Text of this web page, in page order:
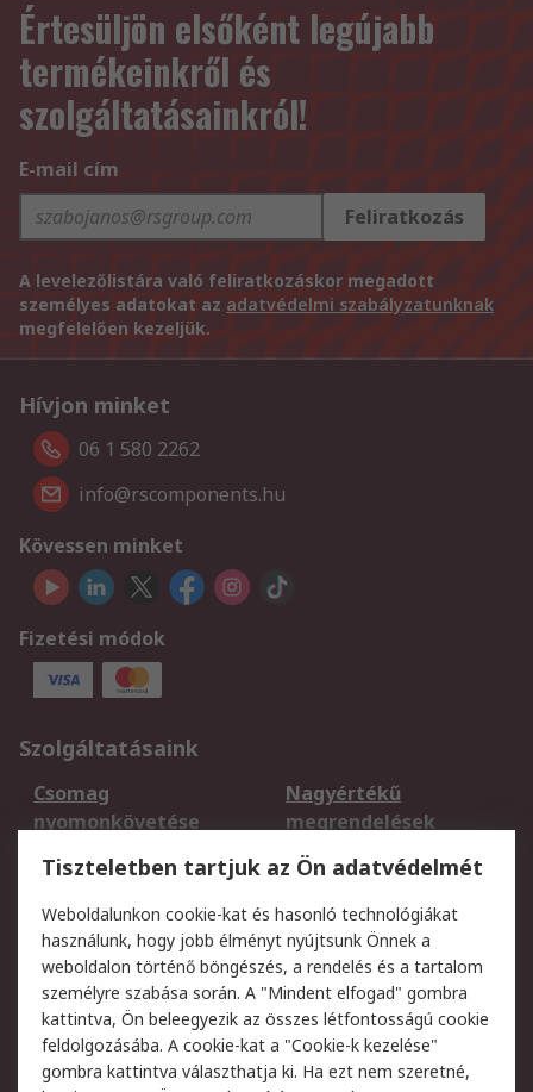
Értesüljön elsőként legújabb
termékeinkről és
szolgáltatásainkról!
E-mail cím
Feliratkozás
A levelezőlistára való feliratkozáskor megadott
személyes adatokat az adatvédelmi szabályzatunknak
megfelelően kezeljük.
Hívjon minket
06 1 580 2262
info@rscomponents.hu
Kövessen minket
Fizetési módok
Szolgáltatásaink
Csomag
nyomonkövetése
Nagyértékű
megrendelések
Regisztráció
Szállítás
Termékvisszaküldés
Szolgáltatások
Jogi
Adatvédelmi
szabályzat
Az RS értékesítési
feltételei
Tiszteletben tartjuk az Ön adatvédelmét
Weboldalunkon cookie-kat és hasonló technológiákat
használunk, hogy jobb élményt nyújtsunk Önnek a
weboldalon történő böngészés, a rendelés és a tartalom
személyre szabása során. A "Mindent elfogad" gombra
kattintva, Ön beleegyezik az összes létfontosságú cookie
feldolgozásába. A cookie-kat a "Cookie-k kezelése"
gombra kattintva választhatja ki. Ha ezt nem szeretné,